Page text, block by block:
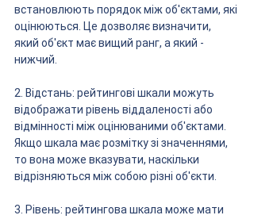
встановлюють порядок між об'єктами, які
оцінюються. Це дозволяє визначити,
який об'єкт має вищий ранг, а який -
нижчий.
2. Відстань: рейтингові шкали можуть
відображати рівень віддаленості або
відмінності між оцінюваними об'єктами.
Якщо шкала має розмітку зі значеннями,
то вона може вказувати, наскільки
відрізняються між собою різні об'єкти.
3. Рівень: рейтингова шкала може мати